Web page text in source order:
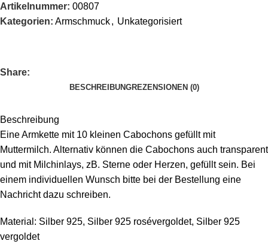
Artikelnummer: 00807
Kategorien: Armschmuck, Unkategorisiert
Share:
BESCHREIBUNGREZENSIONEN (0)
Beschreibung
Eine Armkette mit 10 kleinen Cabochons gefüllt mit
Muttermilch. Alternativ können die Cabochons auch transparent
und mit Milchinlays, zB. Sterne oder Herzen, gefüllt sein. Bei
einem individuellen Wunsch bitte bei der Bestellung eine
Nachricht dazu schreiben.
Material: Silber 925, Silber 925 rosévergoldet, Silber 925
vergoldet